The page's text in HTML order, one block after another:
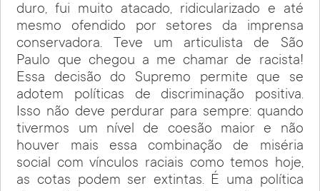
duro, fui muito atacado, ridicularizado e até
mesmo ofendido por setores da imprensa
conservadora. Teve um articulista de São
Paulo que chegou a me chamar de racista!
Essa decisão do Supremo permite que se
adotem políticas de discriminação positiva.
Isso não deve perdurar para sempre: quando
tivermos um nível de coesão maior e não
houver mais essa combinação de miséria
social com vínculos raciais como temos hoje,
as cotas podem ser extintas. É uma política